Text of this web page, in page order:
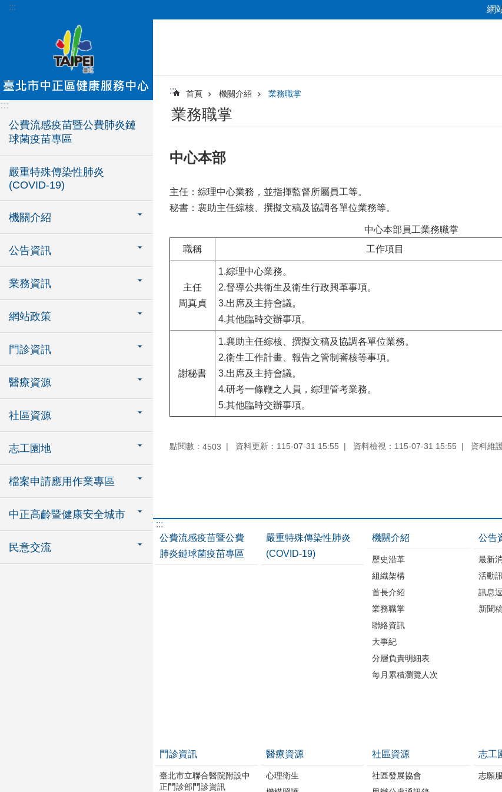
跳到主要內容區塊
::: 網
:::
公費流感疫苗暨公費肺炎鏈
球菌疫苗專區
嚴重特殊傳染性肺炎
(COVID-19)
機關介紹
公告資訊
業務資訊
網站政策
門診資訊
醫療資源
社區資源
志工園地
檔案申請應用作業專區
中正高齡暨健康安全城市
民意交流
::: 首頁 機關介紹 業務職掌
業務職掌
中心本部
主任：綜理中心業務，並指揮監督所屬員工等。
秘書：襄助主任綜核、撰擬文稿及協調各單位業務等。
中心本部員工業務職掌
職稱
工作項目
主任
周真貞
1.綜理中心業務。
2.督導公共衛生及衛生行政興革事項。
3.出席及主持會議。
4.其他臨時交辦事項。
謝秘書
1.襄助主任綜核、撰擬文稿及協調各單位業務。
2.衛生工作計畫、報告之管制審核等事項。
3.出席及主持會議。
4.研考一條鞭之人員，綜理管考業務。
5.其他臨時交辦事項。
點閱數： 4503 資料更新：115-07-31 15:55 資料檢視：115-07-31 15:55 資料維
:::
公費流感疫苗暨公費
肺炎鏈球菌疫苗專區
嚴重特殊傳染性肺炎
(COVID-19)
機關介紹
歷史沿革
組織架構
首長介紹
業務職掌
聯絡資訊
大事紀
分層負責明細表
每月累積瀏覽人次
公告
最新
活動
訊息
新聞
門診資訊
臺北市立聯合醫院附設中
正門診部門診資訊
醫療資源
心理衛生
社區資源
社區發展協會
志工
志願